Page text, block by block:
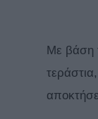
Με βάση